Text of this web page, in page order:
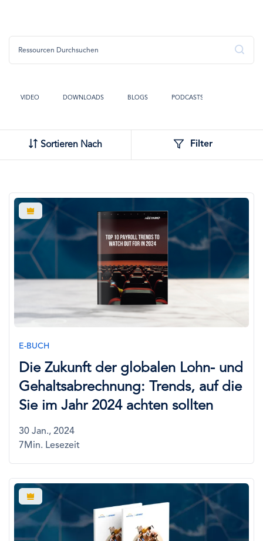
VIDEO DOWNLOADS BLOGS PODCASTS
Sortieren Nach Filter
Bild
E-BUCH
Die Zukunft der globalen Lohn- und
Gehaltsabrechnung: Trends, auf die
Sie im Jahr 2024 achten sollten
30 Jan., 2024
7Min. Lesezeit
Bild